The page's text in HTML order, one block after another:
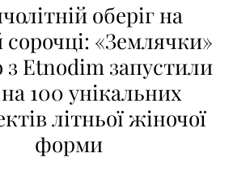
оберіг на
сорочці: «Землячки»
з Etnodim запустили
на 100 унікальних
літньої жіночої
форми